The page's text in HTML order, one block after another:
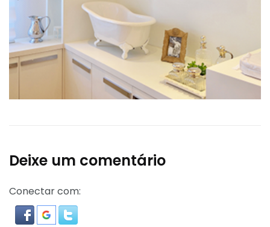
Deixe um comentário
Conectar com: